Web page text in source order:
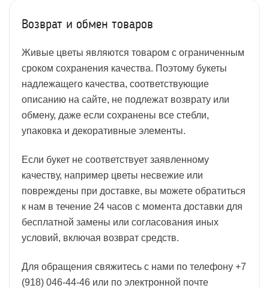
Возврат и обмен товаров
Живые цветы являются товаром с ограниченным
сроком сохранения качества. Поэтому букеты
надлежащего качества, соответствующие
описанию на сайте, не подлежат возврату или
обмену, даже если сохранены все стебли,
упаковка и декоративные элементы.
Если букет не соответствует заявленному
качеству, например цветы несвежие или
повреждены при доставке, вы можете обратиться
к нам в течение 24 часов с момента доставки для
бесплатной замены или согласования иных
условий, включая возврат средств.
Для обращения свяжитесь с нами по телефону +7
(918) 046-44-46 или по электронной почте